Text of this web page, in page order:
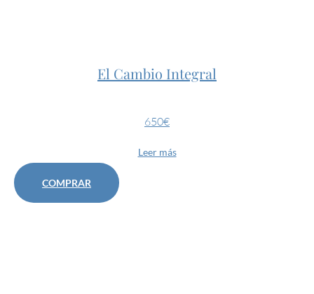
El Cambio Integral
650€
Leer más
COMPRAR